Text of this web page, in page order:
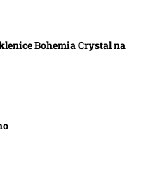
Bohemia Crystal na